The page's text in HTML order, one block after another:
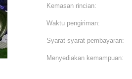
Kemasan rincian:
Waktu pengiriman:
Syarat-syarat pembayaran:
Menyediakan kemampuan: